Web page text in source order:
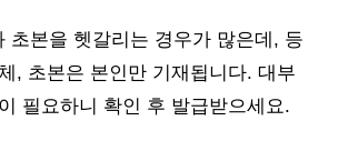
초본을 헷갈리는 경우가 많은데, 등
, 초본은 본인만 기재됩니다. 대부
필요하니 확인 후 발급받으세요.